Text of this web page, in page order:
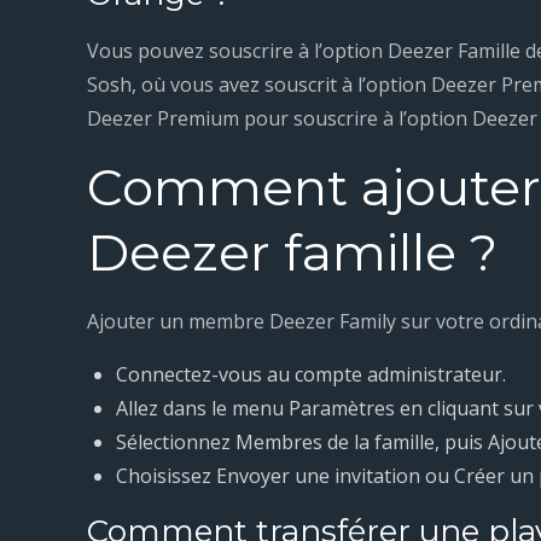
Vous pouvez souscrire à l’option Deezer Famille
Sosh, où vous avez souscrit à l’option Deezer
Deezer Premium pour souscrire à l’option Deezer
Comment
Deezer famille ?
Ajouter un membre Deezer Family sur votre
Connectez-vous au compte administrateur.
Allez dans le menu Paramètres en cliquant
Sélectionnez Membres de la famille, puis
Choisissez Envoyer une invitation ou Créer
Comment transférer une